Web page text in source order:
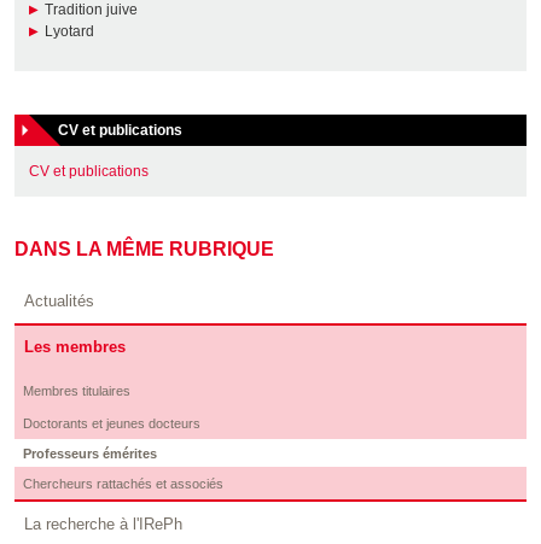
Tradition juive
Lyotard
CV et publications
CV et publications
DANS LA MÊME RUBRIQUE
Actualités
Les membres
Membres titulaires
Doctorants et jeunes docteurs
Professeurs émérites
Chercheurs rattachés et associés
La recherche à l'IRePh